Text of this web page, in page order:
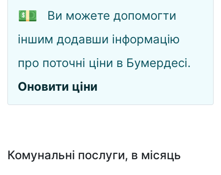
💵
Ви можете допомогти
іншим додавши інформацію
про поточні ціни в Бумердесі.
Оновити ціни
Комунальні послуги, в місяць